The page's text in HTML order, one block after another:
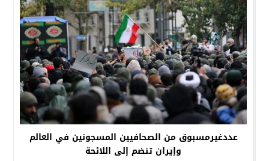
عددغيرمسبوق من الصحافيين المسجونين في العالم
وإيران تنضم إلى اللائحة